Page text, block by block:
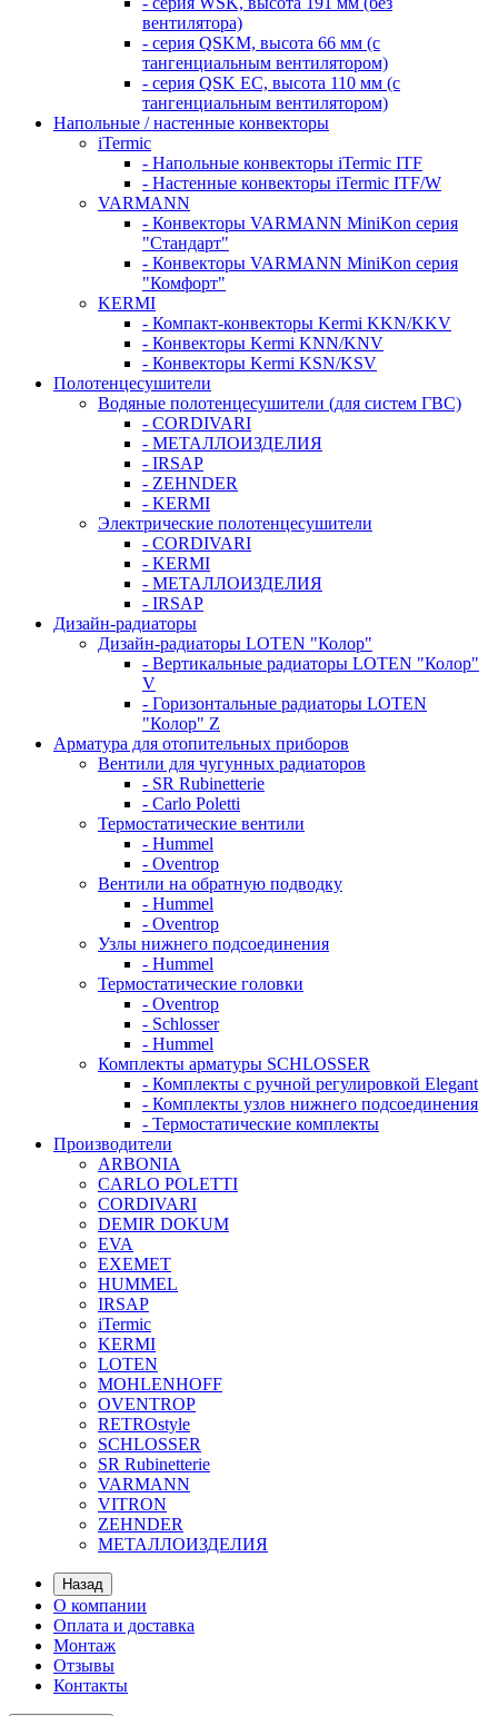
вентилятора)
- серия QSKM, высота 66 мм (с
тангенциальным вентилятором)
- серия QSK EC, высота 110 мм (с
тангенциальным вентилятором)
Напольные / настенные конвекторы
iTermic
- Напольные конвекторы iTermic ITF
- Настенные конвекторы iTermic ITF/W
VARMANN
- Конвекторы VARMANN MiniKon серия
"Стандарт"
- Конвекторы VARMANN MiniKon серия
"Комфорт"
KERMI
- Компакт-конвекторы Kermi KKN/KKV
- Конвекторы Kermi KNN/KNV
- Конвекторы Kermi KSN/KSV
Полотенцесушители
Водяные полотенцесушители (для систем ГВС)
- CORDIVARI
- МЕТАЛЛОИЗДЕЛИЯ
- IRSAP
- ZEHNDER
- KERMI
Электрические полотенцесушители
- CORDIVARI
- KERMI
- МЕТАЛЛОИЗДЕЛИЯ
- IRSAP
Дизайн-радиаторы
Дизайн-радиаторы LOTEN "Колор"
- Вертикальные радиаторы LOTEN "Колор"
V
- Горизонтальные радиаторы LOTEN
"Колор" Z
Арматура для отопительных приборов
Вентили для чугунных радиаторов
- SR Rubinetterie
- Carlo Poletti
Термостатические вентили
- Hummel
- Oventrop
Вентили на обратную подводку
- Hummel
- Oventrop
Узлы нижнего подсоединения
- Hummel
Термостатические головки
- Oventrop
- Schlosser
- Hummel
Комплекты арматуры SCHLOSSER
- Комплекты с ручной регулировкой Elegant
- Комплекты узлов нижнего подсоединения
- Термостатические комплекты
Производители
ARBONIA
CARLO POLETTI
CORDIVARI
DEMIR DOKUM
EVA
EXEMET
HUMMEL
IRSAP
iTermic
KERMI
LOTEN
MOHLENHOFF
OVENTROP
RETROstyle
SCHLOSSER
SR Rubinetterie
VARMANN
VITRON
ZEHNDER
МЕТАЛЛОИЗДЕЛИЯ
Назад
О компании
Оплата и доставка
Монтаж
Отзывы
Контакты